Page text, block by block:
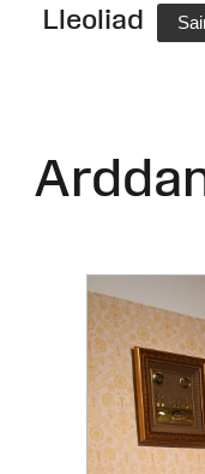
Lleoliad